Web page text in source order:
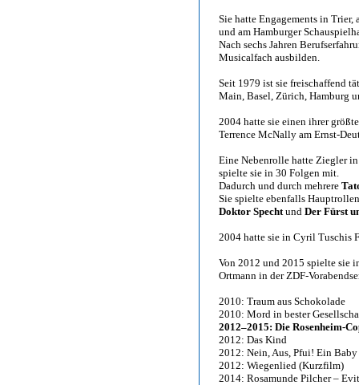
Sie hatte Engagements in Trier,
und am Hamburger
Nach sechs Jahren
Musicalfach ausbilden.
Seit 1979 ist sie freischaffend
Main, Basel, Zürich, Hamburg
2004 hatte sie einen ihrer
Terrence McNally am Ernst-
Eine Nebenrolle hatte Ziegler
spielte sie in 30 Folgen mit.
Dadurch und durch mehrere
Sie spielte ebenfalls
Doktor Spechtund Der Fürst
2004 hatte sie in Cyril Tuschis
Von 2012 und 2015 spielte sie
Ortmann in der ZDF-
2010: Traum aus Schokolade
2010: Mord in bester
2012–2015: Die Rosenheim-
2012: Das Kind
2012: Nein, Aus, Pfui! Ein
2012: Wiegenlied (Kurzfilm)
2014: Rosamunde Pilcher –